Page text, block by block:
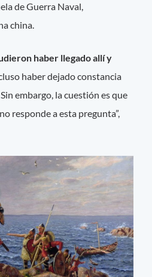
de Guerra Naval,
china.
haber llegado allí y
haber dejado constancia
embargo, la cuestión es que
responde a esta pregunta”,